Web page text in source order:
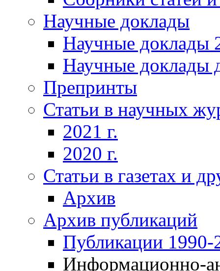
Научные доклады
Научные доклады
Научные доклады
Препринты
Статьи в научных
2021 г.
2020 г.
Статьи в газетах и
Архив
Архив публикаций
Публикации 1990-
Информационно-